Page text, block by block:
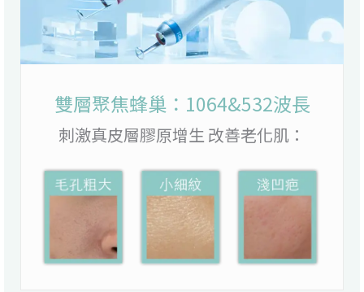
雙層聚焦蜂巢：1064&532波長
刺激真皮層膠原增生 改善老化肌：